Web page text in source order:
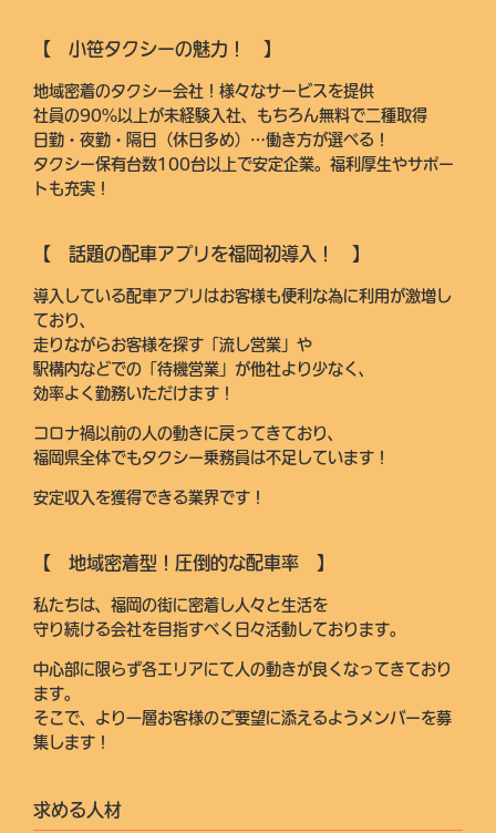
【 小笹タクシーの魅力！ 】
地域密着のタクシー会社！様々なサービスを提供
社員の90%以上が未経験入社、もちろん無料で二種取得
日勤・夜勤・隔日（休日多め）…働き方が選べる！
タクシー保有台数100台以上で安定企業。福利厚生やサポー
トも充実！
【 話題の配車アプリを福岡初導入！ 】
導入している配車アプリはお客様も便利な為に利用が激増し
ており、
走りながらお客様を探す「流し営業」や
駅構内などでの「待機営業」が他社より少なく、
効率よく勤務いただけます！
コロナ禍以前の人の動きに戻ってきており、
福岡県全体でもタクシー乗務員は不足しています！
安定収入を獲得できる業界です！
【 地域密着型！圧倒的な配車率 】
私たちは、福岡の街に密着し人々と生活を
守り続ける会社を目指すべく日々活動しております。
中心部に限らず各エリアにて人の動きが良くなってきており
ます。
そこで、より一層お客様のご要望に添えるようメンバーを募
集します！
求める人材